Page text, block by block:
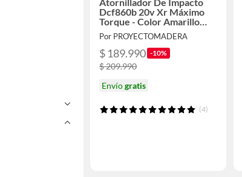
Dcf860b 20v Xr Máximo
Torque - Color Amarillo
20v 50 Hz/60 Hz
Por PROYECTOMADERA
$ 189.990 -10%
$ 209.990
Envíogratis
(4)